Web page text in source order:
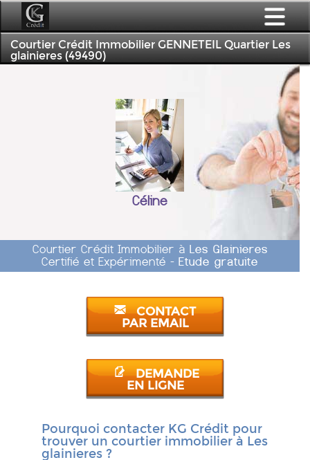
Courtier Crédit Immobilier GENNETEIL Quartier Les
glainieres (49490)
Céline
Courtier Crédit Immobilier à Les Glainieres
Certifié et Expérimenté - Etude gratuite
CONTACT
PAR EMAIL
DEMANDE
EN LIGNE
Pourquoi contacter KG Crédit pour
trouver un courtier immobilier à Les
glainieres ?